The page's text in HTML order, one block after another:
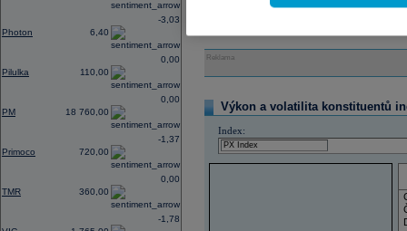
Photon 6,40
-3,03
Pilulka 110,00
0,00
PM 18 760,00
0,00
Primoco 720,00
-1,37
TMR 360,00
0,00
-1,78
Reklama
Výkon a volatilita konstituentů
Index: